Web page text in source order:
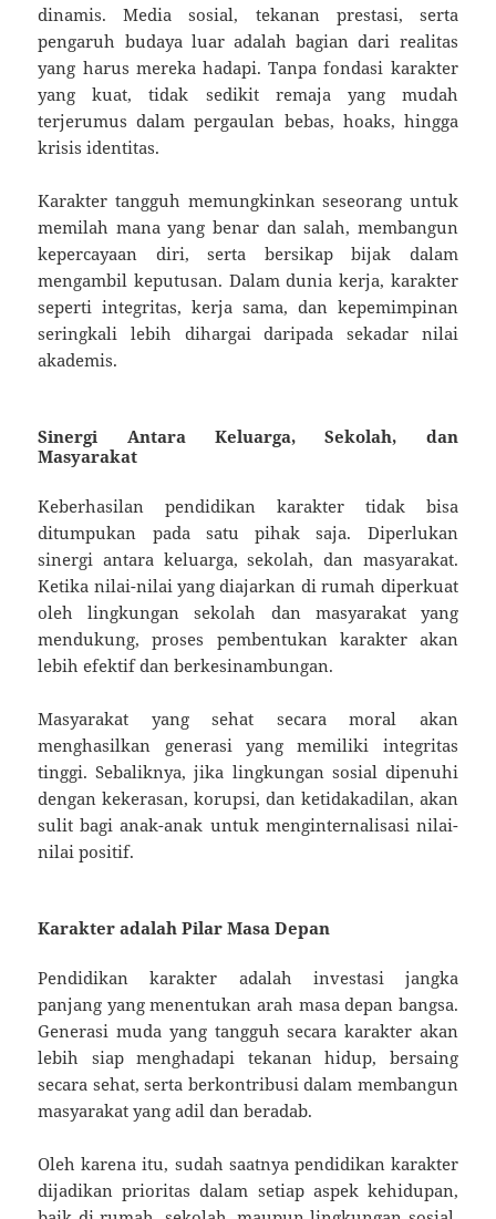
dinamis. Media sosial, tekanan prestasi, serta
pengaruh budaya luar adalah bagian dari realitas
yang harus mereka hadapi. Tanpa fondasi karakter
yang kuat, tidak sedikit remaja yang mudah
terjerumus dalam pergaulan bebas, hoaks, hingga
krisis identitas.
Karakter tangguh memungkinkan seseorang untuk
memilah mana yang benar dan salah, membangun
kepercayaan diri, serta bersikap bijak dalam
mengambil keputusan. Dalam dunia kerja, karakter
seperti integritas, kerja sama, dan kepemimpinan
seringkali lebih dihargai daripada sekadar nilai
akademis.
Sinergi Antara Keluarga, Sekolah, dan
Masyarakat
Keberhasilan pendidikan karakter tidak bisa
ditumpukan pada satu pihak saja. Diperlukan
sinergi antara keluarga, sekolah, dan masyarakat.
Ketika nilai-nilai yang diajarkan di rumah diperkuat
oleh lingkungan sekolah dan masyarakat yang
mendukung, proses pembentukan karakter akan
lebih efektif dan berkesinambungan.
Masyarakat yang sehat secara moral akan
menghasilkan generasi yang memiliki integritas
tinggi. Sebaliknya, jika lingkungan sosial dipenuhi
dengan kekerasan, korupsi, dan ketidakadilan, akan
sulit bagi anak-anak untuk menginternalisasi nilai-
nilai positif.
Karakter adalah Pilar Masa Depan
Pendidikan karakter adalah investasi jangka
panjang yang menentukan arah masa depan bangsa.
Generasi muda yang tangguh secara karakter akan
lebih siap menghadapi tekanan hidup, bersaing
secara sehat, serta berkontribusi dalam membangun
masyarakat yang adil dan beradab.
Oleh karena itu, sudah saatnya pendidikan karakter
dijadikan prioritas dalam setiap aspek kehidupan,